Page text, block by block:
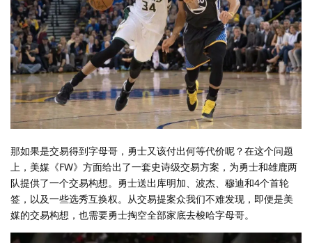
那如果是交易得到字母哥，勇士又该付出何等代价呢？在这个问题
上，美媒《FW》方面给出了一套史诗级交易方案，为勇士和雄鹿两
队提供了一个交易构想。勇士送出库明加、波杰、穆迪和4个首轮
签，以及一些选秀互换权。从交易提案众我们不难发现，即便是美
媒的交易构想，也需要勇士掏空全部家底去梭哈字母哥。